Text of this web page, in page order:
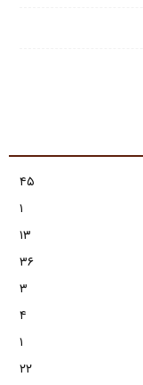
۴۵
۱
۱۳
۳۶
۳
۴
۱
۲۲